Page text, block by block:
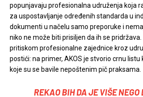
popunjavaju profesionalna udruženja koja
za uspostavljanje određenih standarda u
dokumenti u načelu samo preporuke i
niko ne može biti prisiljen da ih se
pritiskom profesionalne zajednice kroz
postići: na primer, AKOS je stvorio crnu
koje su se bavile nepoštenim pič praksama.
REKAO BIH DA JE VIŠE NEGO